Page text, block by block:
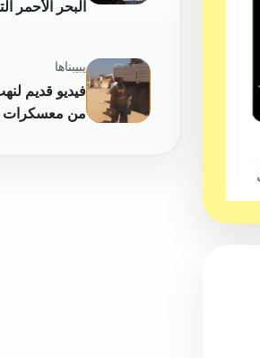
البحر الأحمر
يبيبناها
فيديو قديم
من معسكرات